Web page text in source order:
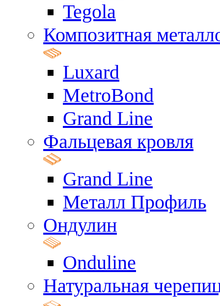
Tegola
Композитная
Luxard
MetroBond
Grand Line
Фальцевая кровля
Grand Line
Металл Профиль
Ондулин
Onduline
Натуральная